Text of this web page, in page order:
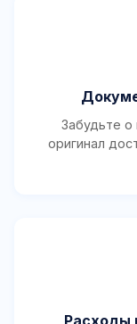
Забудьте о
оригинал